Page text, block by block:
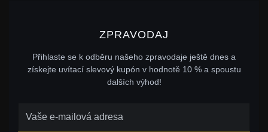
ZPRAVODAJ
Přihlaste se k odběru našeho zpravodaje ještě dnes a
získejte uvítací slevový kupón v hodnotě 10 % a spoustu
dalších výhod!